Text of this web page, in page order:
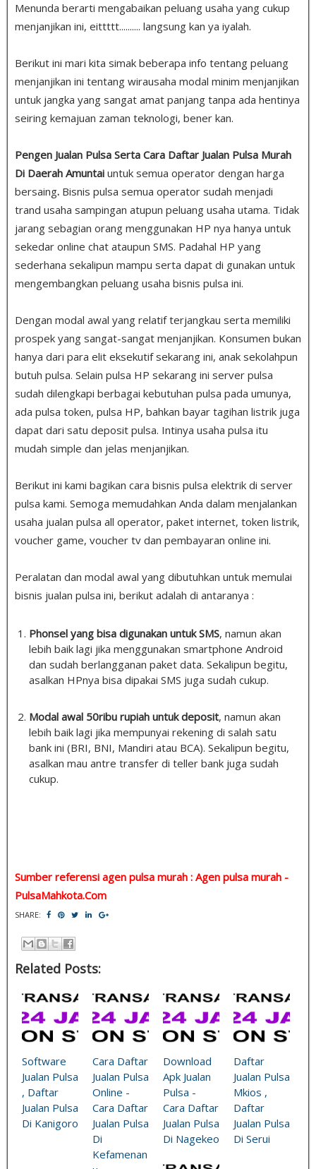
Menunda berarti mengabaikan peluang usaha yang cukup
menjanjikan ini, eittttt.......... langsung kan ya iyalah.
Berikut ini mari kita simak beberapa info tentang peluang
menjanjikan ini tentang wirausaha modal minim menjanjikan
untuk jangka yang sangat amat panjang tanpa ada hentinya
seiring kemajuan zaman teknologi, bener kan.
Pengen Jualan Pulsa Serta Cara Daftar Jualan Pulsa Murah
Di Daerah Amuntai untuk semua operator dengan harga
bersaing. Bisnis pulsa semua operator sudah menjadi
trand usaha sampingan atupun peluang usaha utama. Tidak
jarang sebagian orang menggunakan HP nya hanya untuk
sekedar online chat ataupun SMS. Padahal HP yang
sederhana sekalipun mampu serta dapat di gunakan untuk
mengembangkan peluang usaha bisnis pulsa ini.
Dengan modal awal yang relatif terjangkau serta memiliki
prospek yang sangat-sangat menjanjikan. Konsumen bukan
hanya dari para elit eksekutif sekarang ini, anak sekolahpun
butuh pulsa. Selain pulsa HP sekarang ini server pulsa
sudah dilengkapi berbagai kebutuhan pulsa pada umunya,
ada pulsa token, pulsa HP, bahkan bayar tagihan listrik juga
dapat dari satu deposit pulsa. Intinya usaha pulsa itu
mudah simple dan jelas menjanjikan.
Berikut ini kami bagikan cara bisnis pulsa elektrik di server
pulsa kami. Semoga memudahkan Anda dalam menjalankan
usaha jualan pulsa all operator, paket internet, token listrik,
voucher game, voucher tv dan pembayaran online ini.
Peralatan dan modal awal yang dibutuhkan untuk memulai
bisnis jualan pulsa ini, berikut adalah di antaranya :
Phonsel yang bisa digunakan untuk SMS, namun akan
lebih baik lagi jika menggunakan smartphone Android
dan sudah berlangganan paket data. Sekalipun begitu,
asalkan HPnya bisa dipakai SMS juga sudah cukup.
Modal awal 50ribu rupiah untuk deposit, namun akan
lebih baik lagi jika mempunyai rekening di salah satu
bank ini (BRI, BNI, Mandiri atau BCA). Sekalipun begitu,
asalkan mau antre transfer di teller bank juga sudah
cukup.
Sumber referensi agen pulsa murah : Agen pulsa murah -
PulsaMahkota.Com
SHARE:
Related Posts:
Software
Jualan Pulsa
, Daftar
Jualan Pulsa
Di Kanigoro
Cara Daftar
Jualan Pulsa
Online -
Cara Daftar
Jualan Pulsa
Di
Kefamenan
Download
Apk Jualan
Pulsa -
Cara Daftar
Jualan Pulsa
Di Nagekeo
Daftar
Jualan Pulsa
Mkios ,
Daftar
Jualan Pulsa
Di Serui